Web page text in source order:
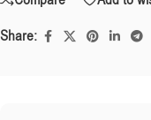
Share: